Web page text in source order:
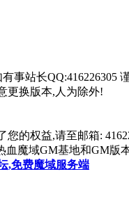
事站长QQ:416226305
更换版本,人为除外!
的权益,请至邮箱:
魔域GM基地和GM版
,免费魔域服务端